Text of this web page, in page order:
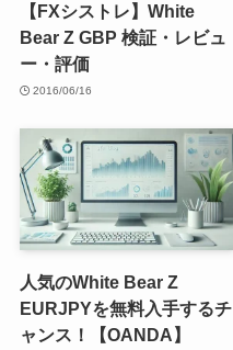
【FXシストレ】White
Bear Z GBP 検証・レビュ
ー・評価
2016/06/16
人気のWhite Bear Z
EURJPYを無料入手するチ
ャンス！【OANDA】